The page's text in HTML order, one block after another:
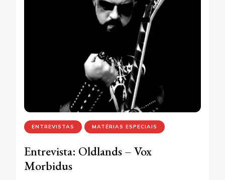
ENTREVISTAS MATÉRIAS ESPECIAIS
Entrevista: Oldlands – Vox
Morbidus